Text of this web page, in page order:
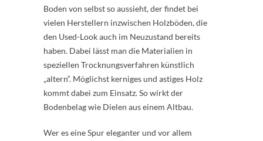
Boden von selbst so aussieht, der findet bei
vielen Herstellern inzwischen Holzböden, die
den Used-Look auch im Neuzustand bereits
haben. Dabei lässt man die Materialien in
speziellen Trocknungsverfahren künstlich
„altern“. Möglichst kerniges und astiges Holz
kommt dabei zum Einsatz. So wirkt der
Bodenbelag wie Dielen aus einem Altbau.
Wer es eine Spur eleganter und vor allem